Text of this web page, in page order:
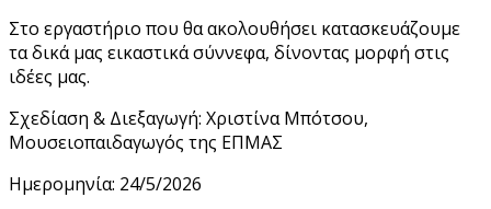
Στο εργαστήριο που θα ακολουθήσει κατασκευάζουμε
τα δικά μας εικαστικά σύννεφα, δίνοντας μορφή στις
ιδέες μας.
Σχεδίαση & Διεξαγωγή: Χριστίνα Μπότσου,
Μουσειοπαιδαγωγός της ΕΠΜΑΣ
Ημερομηνία: 24/5/2026